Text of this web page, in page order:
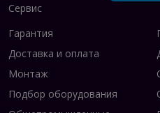
Высокий КПД снижает
Длительный срок
Низкие
Адаптация к
Сервис
Гарантия
Доставка и оплата
Монтаж
Подбор оборудования